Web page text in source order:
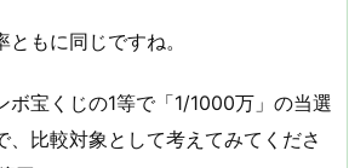
もに同じですね。
ボ宝くじの1等で「1/1000万」の当選
、比較対象として考えてみてくださ